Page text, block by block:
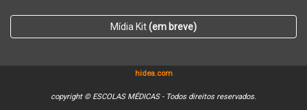
Mídia Kit(em breve)
hidea.com
copyright © ESCOLAS MÉDICAS - Todos direitos reservados.